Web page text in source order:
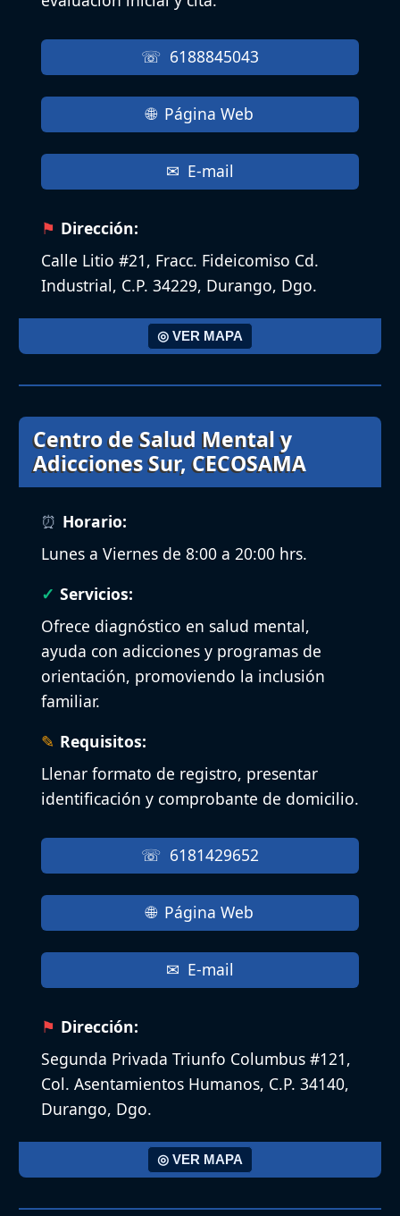
6188845043
Página Web
E-mail
Dirección:
Calle Litio #21, Fracc. Fideicomiso Cd.
Industrial, C.P. 34229, Durango, Dgo.
◎ VER MAPA
Centro de Salud Mental y
Adicciones Sur, CECOSAMA
Horario:
Lunes a Viernes de 8:00 a 20:00 hrs.
Servicios:
Ofrece diagnóstico en salud mental,
ayuda con adicciones y programas de
orientación, promoviendo la inclusión
familiar.
Requisitos:
Llenar formato de registro, presentar
identificación y comprobante de domicilio.
6181429652
Página Web
E-mail
Dirección:
Segunda Privada Triunfo Columbus #121,
Col. Asentamientos Humanos, C.P. 34140,
Durango, Dgo.
◎ VER MAPA